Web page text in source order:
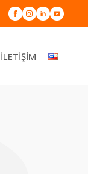
İLETIŞIM